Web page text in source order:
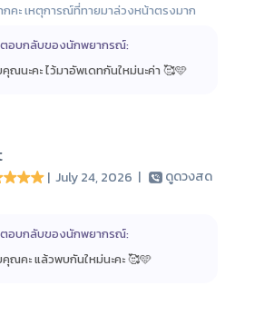
กคะ เหตุการณ์ที่ทายมาล่วงหน้าตรงมาก
อบกลับของนักพยากรณ์:
ณนะคะ ไว้มาอัพเดทกันใหม่นะค่า 🥰🩵
| July 24, 2026 | ดูดวงสด
อบกลับของนักพยากรณ์:
ณคะ แล้วพบกันใหม่นะคะ 🥰🩵